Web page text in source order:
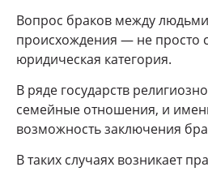
Вопрос браков между
происхождения — не просто
юридическая категория.
В ряде государств
семейные отношения, и
возможность заключения
В таких случаях возникает